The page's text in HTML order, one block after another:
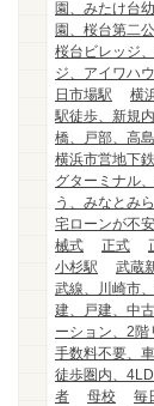
園、みたけ台
園、桜台第二
桜台ビレッジ
ジ、アイワハ
日市場駅
横
駅徒歩、新規
橋、戸部、高
横浜市営地下
グターミナル
う、みなとみ
宅ローンが不安
械式
正式
小杉駅
武蔵
武線、川崎市
建、戸建、中
ーション、2
手数料不要、
徒歩圏内、
者
母校 毎